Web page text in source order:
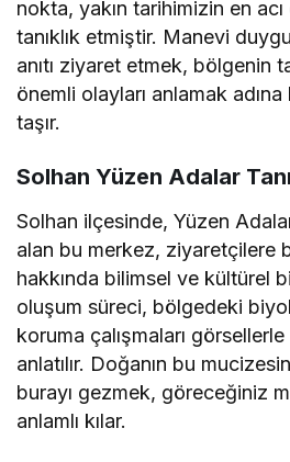
nokta, yakın tarihimizin en
tanıklık etmiştir. Manevi
anıtı ziyaret etmek, bölgenin
önemli olayları anlamak
taşır.
Solhan Yüzen Adalar
Solhan ilçesinde, Yüzen
alan bu merkez, ziyaretçilere
hakkında bilimsel ve kültürel
oluşum süreci, bölgedeki
koruma çalışmaları
anlatılır. Doğanın bu
burayı gezmek, göreceğiniz
anlamlı kılar.